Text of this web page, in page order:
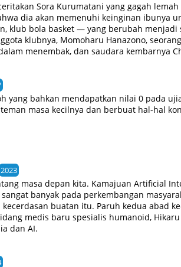
Sora Kurumatani yang gagah
dia akan memenuhi keinginan ibunya
klub bola basket — yang berubah
klubnya, Momoharu Hanazono,
menembak, dan saudara kembarnya
semangat pemuda yang terbakar
yang bahkan mendapatkan nilai 0 pada
masa kecilnya dan berbuat hal-hal
2023
masa depan kita. Kamajuan Artificial
banyak pada perkembangan
buatan itu. Paruh kedua abad
medis baru spesialis humanoid,
dan AI.